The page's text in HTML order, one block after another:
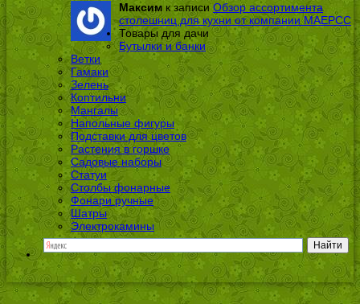
Максим к записиОбзор ассортимента
столешниц для кухни от компании МАЕРСС
Товары для дачи
Бутылки и банки
Ветки
Гамаки
Зелень
Коптильни
Мангалы
Напольные фигуры
Подставки для цветов
Растения в горшке
Садовые наборы
Статуи
Столбы фонарные
Фонари ручные
Шатры
Электрокамины